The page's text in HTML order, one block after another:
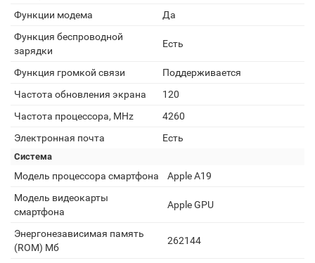
Функции модема
Да
Функция беспроводной
зарядки
Есть
Функция громкой связи
Поддерживается
Частота обновления экрана
120
Частота процессора, MHz
4260
Электронная почта
Есть
Система
Модель процессора смартфона
Apple A19
Модель видеокарты
смартфона
Apple GPU
Энергонезависимая память
(ROM) Мб
262144